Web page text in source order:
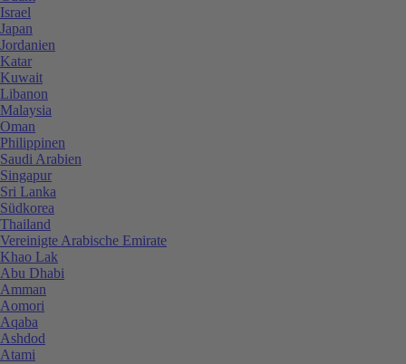
Israel
Japan
Jordanien
Katar
Kuwait
Libanon
Malaysia
Oman
Philippinen
Saudi Arabien
Singapur
Sri Lanka
Südkorea
Thailand
Vereinigte Arabische Emirate
Khao Lak
Abu Dhabi
Amman
Aomori
Aqaba
Ashdod
Atami